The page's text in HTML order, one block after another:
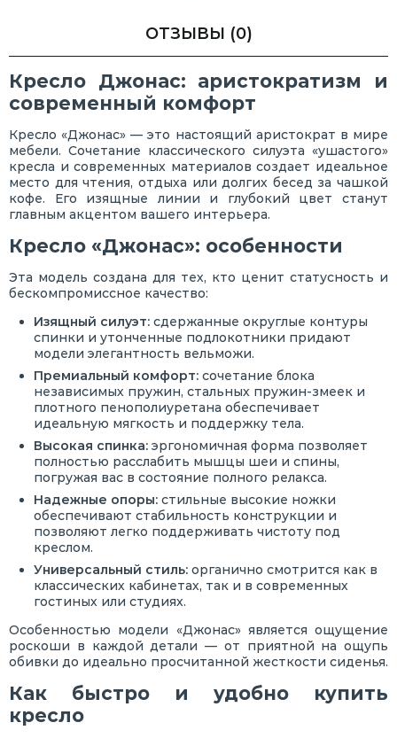
ОТЗЫВЫ (0)
Кресло Джонас: аристократизм и
современный комфорт
Кресло «Джонас» — это настоящий аристократ в мире
мебели. Сочетание классического силуэта «ушастого»
кресла и современных материалов создает идеальное
место для чтения, отдыха или долгих бесед за чашкой
кофе. Его изящные линии и глубокий цвет станут
главным акцентом вашего интерьера.
Кресло «Джонас»: особенности
Эта модель создана для тех, кто ценит статусность и
бескомпромиссное качество:
Изящный силуэт: сдержанные округлые контуры
спинки и утонченные подлокотники придают
модели элегантность вельможи.
Премиальный комфорт: сочетание блока
независимых пружин, стальных пружин-змеек и
плотного пенополиуретана обеспечивает
идеальную мягкость и поддержку тела.
Высокая спинка: эргономичная форма позволяет
полностью расслабить мышцы шеи и спины,
погружая вас в состояние полного релакса.
Надежные опоры: стильные высокие ножки
обеспечивают стабильность конструкции и
позволяют легко поддерживать чистоту под
креслом.
Универсальный стиль: органично смотрится как в
классических кабинетах, так и в современных
гостиных или студиях.
Особенностью модели «Джонас» является ощущение
роскоши в каждой детали — от приятной на ощупь
обивки до идеально просчитанной жесткости сиденья.
Как быстро и удобно купить
кресло